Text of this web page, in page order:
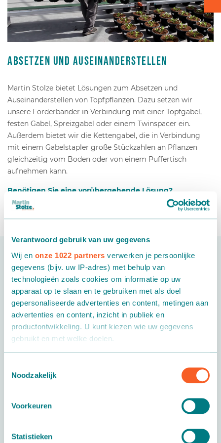
Verantwoord gebruik van uw gegevens
Wij en onze 1022 partners verwerken je persoonlijke
gegevens (bijv. uw IP-adres) met behulp van
technologieën zoals cookies om informatie op uw
apparaat op te slaan en te gebruiken met als doel
gepersonaliseerde advertenties en content, metingen aan
advertenties en content, inzicht in publiek en
productontwikkeling. U kunt kiezen wie uw gegevens
gebruikt en met welke doelen.
Informatie verzamelen over uw geografische locatie,
Uw apparaat identificeren door het actief te scannen
verwerkt en stel uw voorkeuren in het
detailgedeelte in.
Noodzakelijk
Voorkeuren
Statistieken
Absetzen und Auseinanderstellen
Martin Stolze bietet Lösungen zum Absetzen und
Auseinanderstellen von Topfpflanzen. Dazu setzen wir
unsere Förderbänder in Verbindung mit einer Topfgabel,
festen Gabel, Spreizgabel oder einem Twinspacer ein.
Außerdem bietet wir die Kettengabel, die in Verbindung
mit einem Gabelstapler große Stückzahlen an Pflanzen
gleichzeitig vom Boden oder von einem Puffertisch
aufnehmen kann.
Benötigen Sie eine vorübergehende Lösung?
Wir vermieten auch!
ergonomisches Arbeiten. Sie sparen Zeit, indem
Sie mit…
Kartontransport
Verpacken - Einpacken - Sortieren
Zubehör